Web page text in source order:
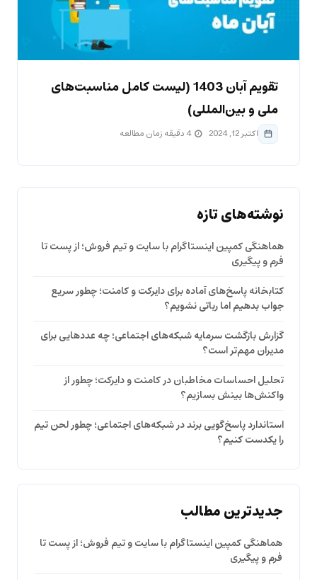
تقویم آبان 1403 (لیست کامل مناسبت‌های
ملی و بین‌المللی)
اکتبر 12, 2024 4 دقیقه زمان مطالعه
نوشته‌های تازه
هماهنگی کمپین اینستاگرام با سایت و تیم فروش؛ از پست تا
فرم و پیگیری
کتابخانه پاسخ‌های آماده برای دایرکت و کامنت؛ چطور سریع
جواب بدهیم اما رباتی نشویم؟
گزارش بازگشت سرمایه شبکه‌های اجتماعی؛ چه عددهایی برای
مدیران مهم‌تر است؟
تحلیل احساسات مخاطبان در کامنت و دایرکت؛ چطور از
واکنش‌ها بینش بسازیم؟
استاندارد پاسخ‌گویی برند در شبکه‌های اجتماعی؛ چطور لحن تیم
را یکدست کنیم؟
جدیدترین مطالب
هماهنگی کمپین اینستاگرام با سایت و تیم فروش؛ از پست تا
فرم و پیگیری